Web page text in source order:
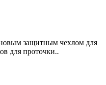
защитным чехлом для
для проточки..